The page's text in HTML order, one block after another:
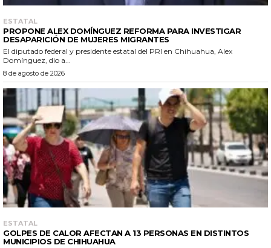
ESTATAL
PROPONE ALEX DOMÍNGUEZ REFORMA PARA INVESTIGAR
DESAPARICIÓN DE MUJERES MIGRANTES
El diputado federal y presidente estatal del PRI en Chihuahua, Alex
Domínguez, dio a...
8 de agosto de 2026
ESTATAL
GOLPES DE CALOR AFECTAN A 13 PERSONAS EN DISTINTOS
MUNICIPIOS DE CHIHUAHUA